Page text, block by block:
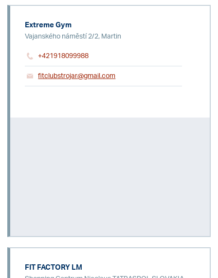
Extreme Gym
Vajanského náměstí 2/2, Martin
+421918099988
fitclubstrojar@gmail.com
FIT FACTORY LM